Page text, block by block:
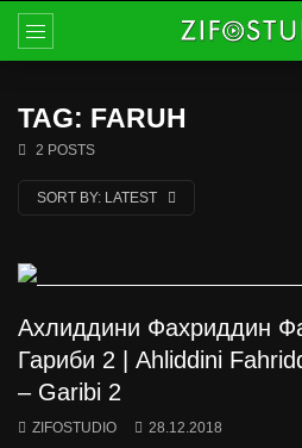
TAG: FARUH
2 POSTS
SORT BY: LATEST
Ахлиддини Фахриддин
Гариби 2 | Ahliddini
– Garibi 2
ZIFOSTUDIO 28.12.2018